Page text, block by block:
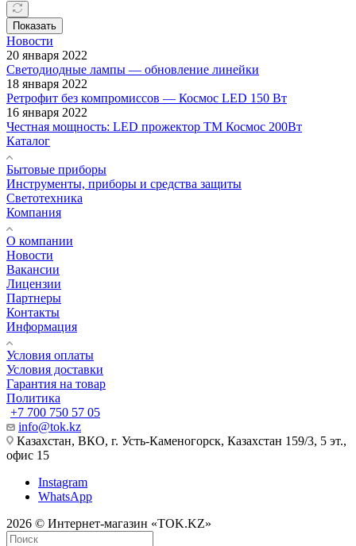
Показать
Новости
20 января 2022
Светодиодные лампы — обновление линейки
18 января 2022
Ретрофит без компромиссов — Космос LED 150 Вт
16 января 2022
Честная мощность: LED прожектор ТМ Космос 200Вт
Каталог
Бытовые приборы
Инструменты, приборы и средства защиты
Светотехника
Компания
О компании
Новости
Вакансии
Лицензии
Партнеры
Контакты
Информация
Условия оплаты
Условия доставки
Гарантия на товар
Политика
+7 700 750 57 05
info@tok.kz
Казахстан, ВКО, г. Усть-Каменогорск, Казахстан 159/3, 5 эт.,
офис 15
Instagram
WhatsApp
2026 © Интернет-магазин «TOK.KZ»